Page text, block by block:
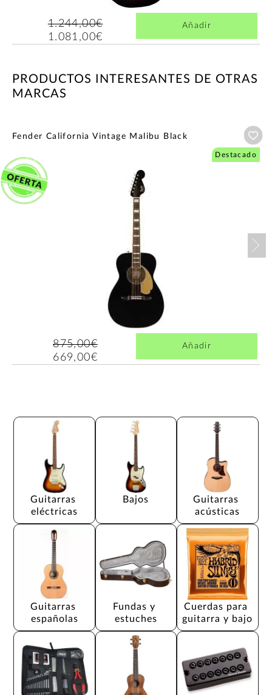
1.244,00€
1.081,00€
Añadir
PRODUCTOS INTERESANTES DE OTRAS
MARCAS
Fender California Vintage Malibu Black
Destacado
875,00€
669,00€
Añadir
Guitarras
eléctricas
Bajos
Guitarras
acústicas
Guitarras
españolas
Fundas y
estuches
Cuerdas para
guitarra y bajo